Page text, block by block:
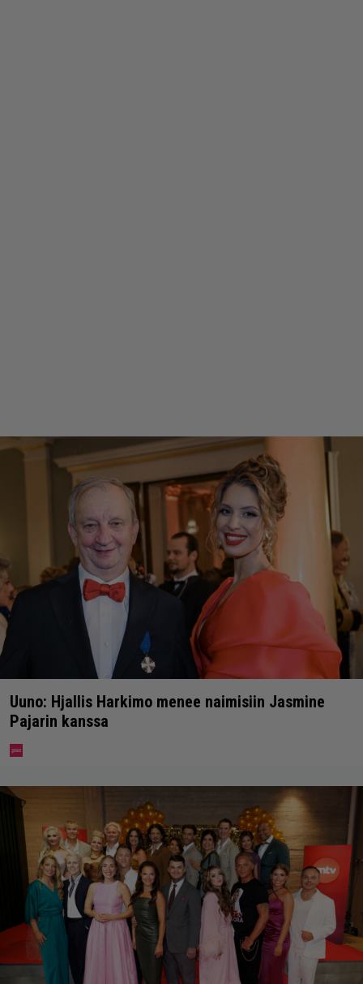
Uuno: Hjallis Harkimo menee naimisiin Jasmine
Pajarin kanssa